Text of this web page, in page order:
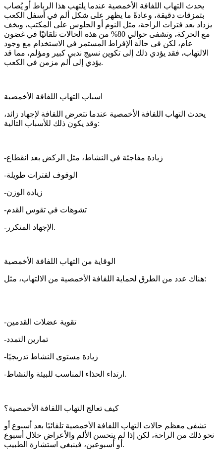
يحدث التهاب اللفافة الأخمصية عندما يلتهب هذا الرباط أو يُصاب
بتمزقات دقيقة، وعادةً ما يظهر على شكل ألم في أسفل الكعب
يزداد بعد فترات الراحة، مثل النوم أو الجلوس على المكتب، ويخف
مع الحركة، وتشفى حوالي 80% من هذه الحالات تلقائيًا في غضون
عام، لكن فى حالة الإفراط المستمر في الاستخدام مع وجود
الالتهاب، فقد يؤدي ذلك إلى تكوين نسيج ندبي كبير ومؤلم، مما قد
يؤدي إلى ألم مزمن في الكعب.
اسباب التهاب اللفافة الأخمصية
يحدث التهاب اللفافة الأخمصية عندما تتعرض اللفافة لإجهاد زائد،
وقد يكون ذلك للأسباب التالية:
-زيادة مفاجئة في النشاط، مثل الركض بعد انقطاع
-الوقوف لفترات طويلة
-زيادة الوزن
-تشوهات في تقوس القدم
-الإجهاد المتكرر.
الوقاية من التهاب اللفافة الأخمصية
هناك عدد من الطرق لحماية اللفافة الأخمصية من الالتهاب، مثل:
-تقوية عضلات القدمين
-تمارين التمدد
-زيادة مستوى النشاط تدريجيًا
-ارتداء الحذاء المناسب للبيئة والنشاط.
كيف تعالج التهاب اللفافة الأخمصية؟
تشفى معظم حالات التهاب اللفافة الأخمصية تلقائيًا بعد أسبوع أو
نحو ذلك من الراحة، لكن إذا لم يتحسن الألم والأعراض خلال أسبوع
أو أسبوعين، فينبغي استشارة الطبيب.